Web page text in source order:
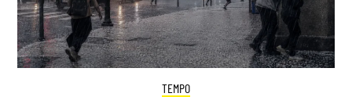
TEMPO